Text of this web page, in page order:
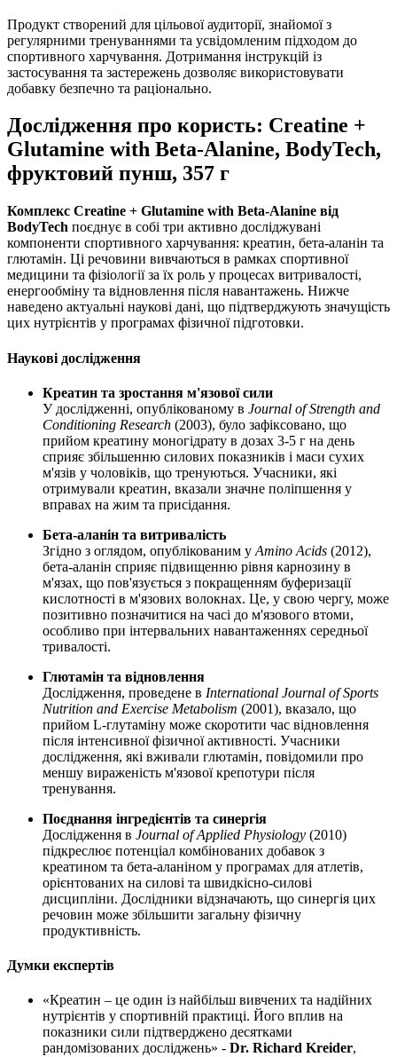
Продукт створений для цільової аудиторії, знайомої з
регулярними тренуваннями та усвідомленим підходом до
спортивного харчування. Дотримання інструкцій із
застосування та застережень дозволяє використовувати
добавку безпечно та раціонально.
Дослідження про користь: Creatine +
Glutamine with Beta-Alanine, BodyTech,
фруктовий пунш, 357 г
Комплекс Creatine + Glutamine with Beta-Alanine від
BodyTech поєднує в собі три активно досліджувані
компоненти спортивного харчування: креатин, бета-аланін та
глютамін. Ці речовини вивчаються в рамках спортивної
медицини та фізіології за їх роль у процесах витривалості,
енергообміну та відновлення після навантажень. Нижче
наведено актуальні наукові дані, що підтверджують значущість
цих нутрієнтів у програмах фізичної підготовки.
Наукові дослідження
Креатин та зростання м'язової сили
У дослідженні, опублікованому в Journal of Strength and
Conditioning Research (2003), було зафіксовано, що
прийом креатину моногідрату в дозах 3-5 г на день
сприяє збільшенню силових показників і маси сухих
м'язів у чоловіків, що тренуються. Учасники, які
отримували креатин, вказали значне поліпшення у
вправах на жим та присідання.
Бета-аланін та витривалість
Згідно з оглядом, опублікованим у Amino Acids (2012),
бета-аланін сприяє підвищенню рівня карнозину в
м'язах, що пов'язується з покращенням буферизації
кислотності в м'язових волокнах. Це, у свою чергу, може
позитивно позначитися на часі до м'язового втоми,
особливо при інтервальних навантаженнях середньої
тривалості.
Глютамін та відновлення
Дослідження, проведене в International Journal of Sports
Nutrition and Exercise Metabolism (2001), вказало, що
прийом L-глутаміну може скоротити час відновлення
після інтенсивної фізичної активності. Учасники
дослідження, які вживали глютамін, повідомили про
меншу вираженість м'язовоїкрепотури після
тренування.
Поєднання інгредієнтів та синергія
Дослідження в Journal of Applied Physiology (2010)
підкреслює потенціал комбінованих добавок з
креатином та бета-аланіном у програмах для атлетів,
орієнтованих на силові та швидкісно-силові
дисципліни. Дослідники відзначають, що синергія цих
речовин може збільшити загальну фізичну
продуктивність.
Думки експертів
«Креатин – це один із найбільш вивчених та надійних
нутрієнтів у спортивній практиці. Його вплив на
показники сили підтверджено десятками
рандомізованих досліджень» - Dr. Richard Kreider,